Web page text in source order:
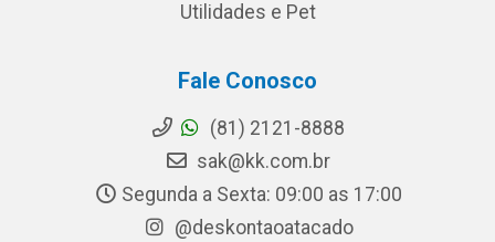
Utilidades e Pet
Fale Conosco
(81) 2121-8888
sak@kk.com.br
Segunda a Sexta: 09:00 as 17:00
@deskontaoatacado